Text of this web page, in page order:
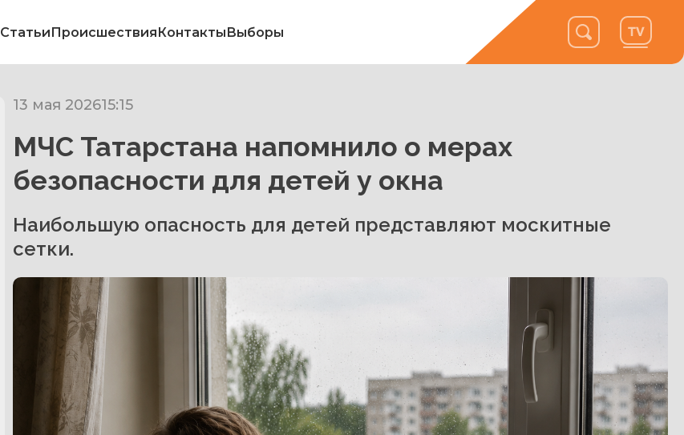
СтатьиПроисшествияКонтактыВыборы
13 мая 202615:15
МЧС Татарстана напомнило о мерах
безопасности для детей у окна
Наибольшую опасность для детей представляют москитные
сетки.